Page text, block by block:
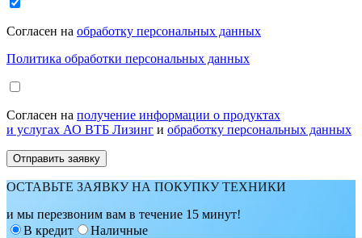
Согласен на обработку персональных данных
Политика обработки персональных данных
Согласен на получение информации о продуктах
и услугах АО ВТБ Лизинг и обработку персональных данных
ОСТАВЬТЕ ЗАЯВКУ НА ПОКУПКУ ТЕХНИКИ
и мы перезвоним вам в течение 15 минут!
В кредит
Наличные